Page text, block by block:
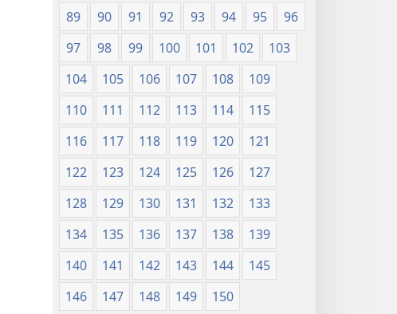
89
90 91 92 93 94 95
96
97
98 99 100 101 102
103
104
105 106 107 108
109
110
111 112 113 114
115
116
117 118 119 120
121
122
123 124 125 126
127
128
129 130 131 132
133
134
135 136 137 138
139
140
141 142 143 144
145
146
147 148 149 150